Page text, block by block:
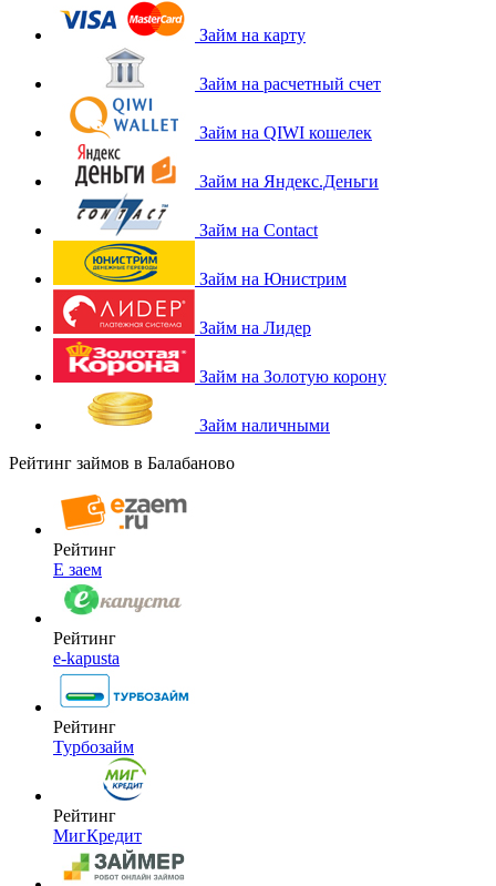
Займ на карту
Займ на расчетный счет
Займ на QIWI кошелек
Займ на Яндекс.Деньги
Займ на Contact
Займ на Юнистрим
Займ на Лидер
Займ на Золотую корону
Займ наличными
Рейтинг займов в Балабаново
Рейтинг
Е заем
Рейтинг
e-kapusta
Рейтинг
Турбозайм
Рейтинг
МигКредит